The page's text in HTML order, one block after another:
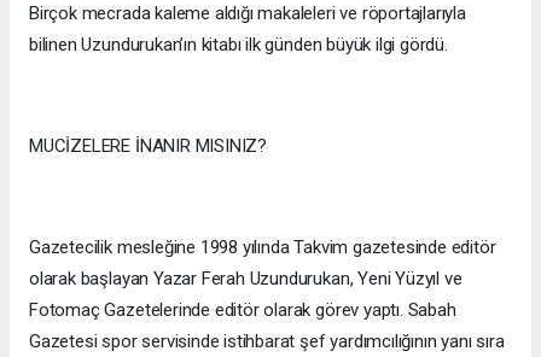
Birçok mecrada kaleme aldığı makaleleri ve röportajlarıyla
bilinen Uzundurukan’ın kitabı ilk günden büyük ilgi gördü.
MUCİZELERE İNANIR MISINIZ?
Gazetecilik mesleğine 1998 yılında Takvim gazetesinde editör
olarak başlayan Yazar Ferah Uzundurukan, Yeni Yüzyıl ve
Fotomaç Gazetelerinde editör olarak görev yaptı. Sabah
Gazetesi spor servisinde istihbarat şef yardımcılığının yanı sıra